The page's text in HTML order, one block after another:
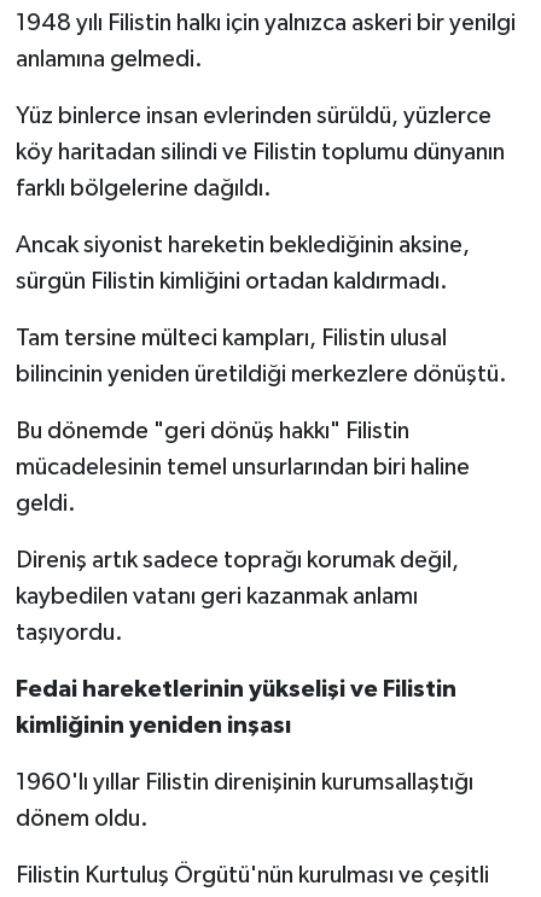
1948 yılı Filistin halkı için yalnızca askeri bir yenilgi
anlamına gelmedi.
Yüz binlerce insan evlerinden sürüldü, yüzlerce
köy haritadan silindi ve Filistin toplumu dünyanın
farklı bölgelerine dağıldı.
Ancak siyonist hareketin beklediğinin aksine,
sürgün Filistin kimliğini ortadan kaldırmadı.
Tam tersine mülteci kampları, Filistin ulusal
bilincinin yeniden üretildiği merkezlere dönüştü.
Bu dönemde "geri dönüş hakkı" Filistin
mücadelesinin temel unsurlarından biri haline
geldi.
Direniş artık sadece toprağı korumak değil,
kaybedilen vatanı geri kazanmak anlamı
taşıyordu.
Fedai hareketlerinin yükselişi ve Filistin
kimliğinin yeniden inşası
1960'lı yıllar Filistin direnişinin kurumsallaştığı
dönem oldu.
Filistin Kurtuluş Örgütü'nün kurulması ve çeşitli